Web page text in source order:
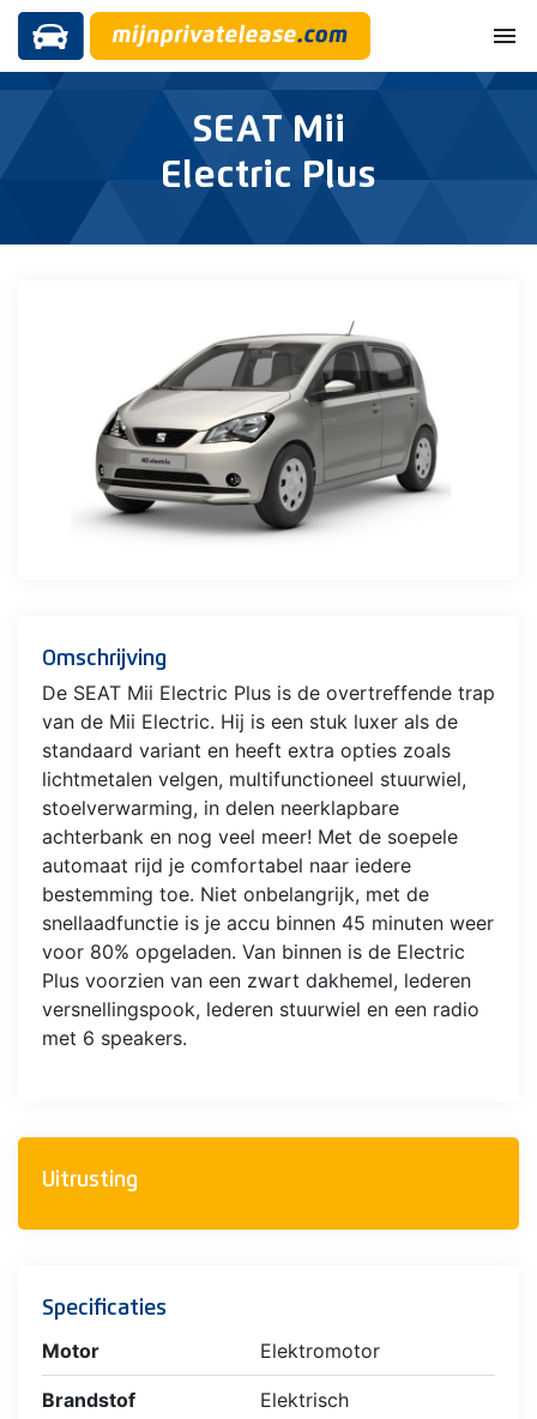
menu
SEAT Mii
Electric Plus
Omschrijving
De SEAT Mii Electric Plus is de overtreffende trap
van de Mii Electric. Hij is een stuk luxer als de
standaard variant en heeft extra opties zoals
lichtmetalen velgen, multifunctioneel stuurwiel,
stoelverwarming, in delen neerklapbare
achterbank en nog veel meer! Met de soepele
automaat rijd je comfortabel naar iedere
bestemming toe. Niet onbelangrijk, met de
snellaadfunctie is je accu binnen 45 minuten weer
voor 80% opgeladen. Van binnen is de Electric
Plus voorzien van een zwart dakhemel, lederen
versnellingspook, lederen stuurwiel en een radio
met 6 speakers.
Uitrusting
Specificaties
Motor Elektromotor
Brandstof Elektrisch